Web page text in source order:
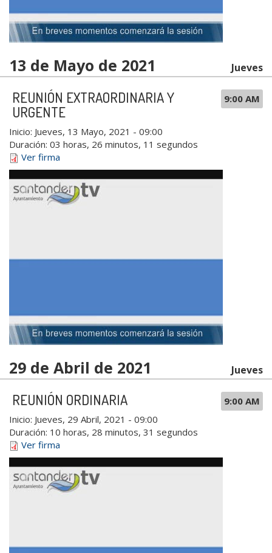
13 de Mayo de 2021 Jueves
9:00 AM
REUNIÓN EXTRAORDINARIA Y
URGENTE
Inicio: Jueves, 13 Mayo, 2021 - 09:00
Duración: 03 horas, 26 minutos, 11 segundos
Ver firma
29 de Abril de 2021 Jueves
9:00 AM
REUNIÓN ORDINARIA
Inicio: Jueves, 29 Abril, 2021 - 09:00
Duración: 10 horas, 28 minutos, 31 segundos
Ver firma